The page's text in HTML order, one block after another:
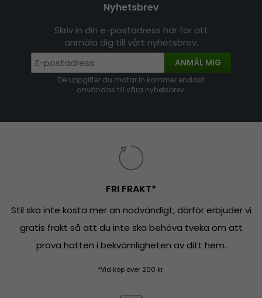
Nyhetsbrev
Skriv in din e-postadress här för att
anmäla dig till vårt nyhetsbrev.
ANMÄL MIG
De uppgifter du matar in kommer endast
användas till våra nyhetsbrev.
FRI FRAKT*
Stil ska inte kosta mer än nödvändigt, därför erbjuder vi
gratis frakt så att du inte ska behöva tveka om att
prova hatten i bekvämligheten av ditt hem.
*Vid köp över 200 kr.